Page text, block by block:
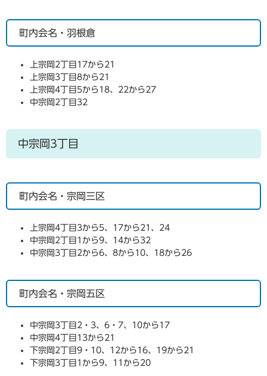
町内会名・羽根倉
上宗岡2丁目17から21
上宗岡3丁目8から21
上宗岡4丁目5から18、22から27
中宗岡2丁目32
中宗岡3丁目
町内会名・宗岡三区
上宗岡4丁目3から5、17から21、24
中宗岡2丁目1から9、14から32
中宗岡3丁目2から6、8から10、18から26
町内会名・宗岡五区
中宗岡3丁目2・3、6・7、10から17
中宗岡4丁目13から21
下宗岡2丁目9・10、12から16、19から21
下宗岡3丁目1から9、11から20